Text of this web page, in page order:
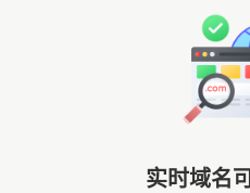
实时域名